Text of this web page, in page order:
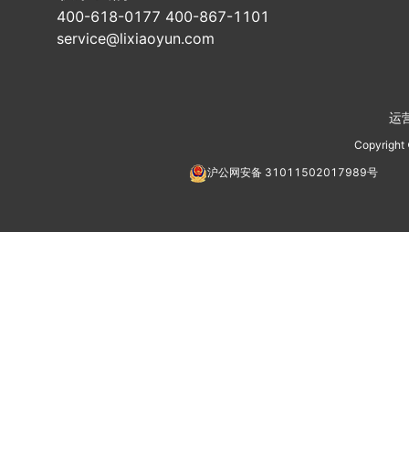
400-618-0177 400-867-1101
service@lixiaoyun.com
运
沪公网安备 31011502017989号